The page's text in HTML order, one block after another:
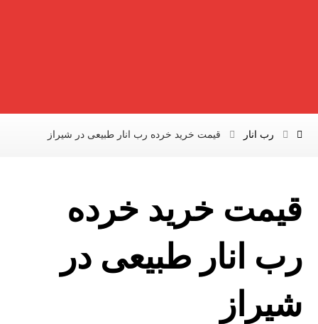
رب انار قیمت خرید خرده رب انار طبیعی در شیراز
قیمت خرید خرده
رب انار طبیعی در
شیراز